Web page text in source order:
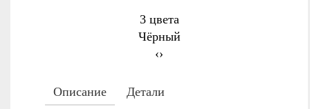
3 цвета
Чёрный
‹›
Описание Детали